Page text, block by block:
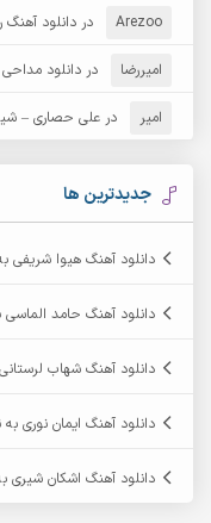
آرش مبهم
آرش مهرابی
آرشام
آرکاداش
Arezoo در دانلود آهنگ
امیررضا در دانلود
امیر در علی حصاری –
جدیدترین ها
دانلود آهنگ هیوا شریفی
دانلود آهنگ حامد
دانلود آهنگ شهاب لرستانی
دانلود آهنگ ایمان نوری به
دانلود آهنگ اشکان شیری